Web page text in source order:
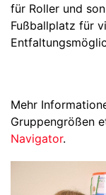
für Roller und
Fußballplatz für
Mehr
Gruppengrößen
Navigator.